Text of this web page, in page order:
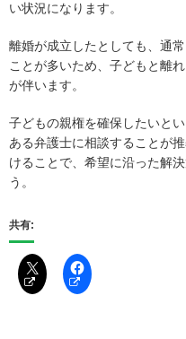
い状況になります。
離婚が成立したとしても、通
ことが多いため、子どもと離
が伴います。
子どもの親権を確保したいと
ある弁護士に相談することが
けることで、希望に沿った解
う。
共有: